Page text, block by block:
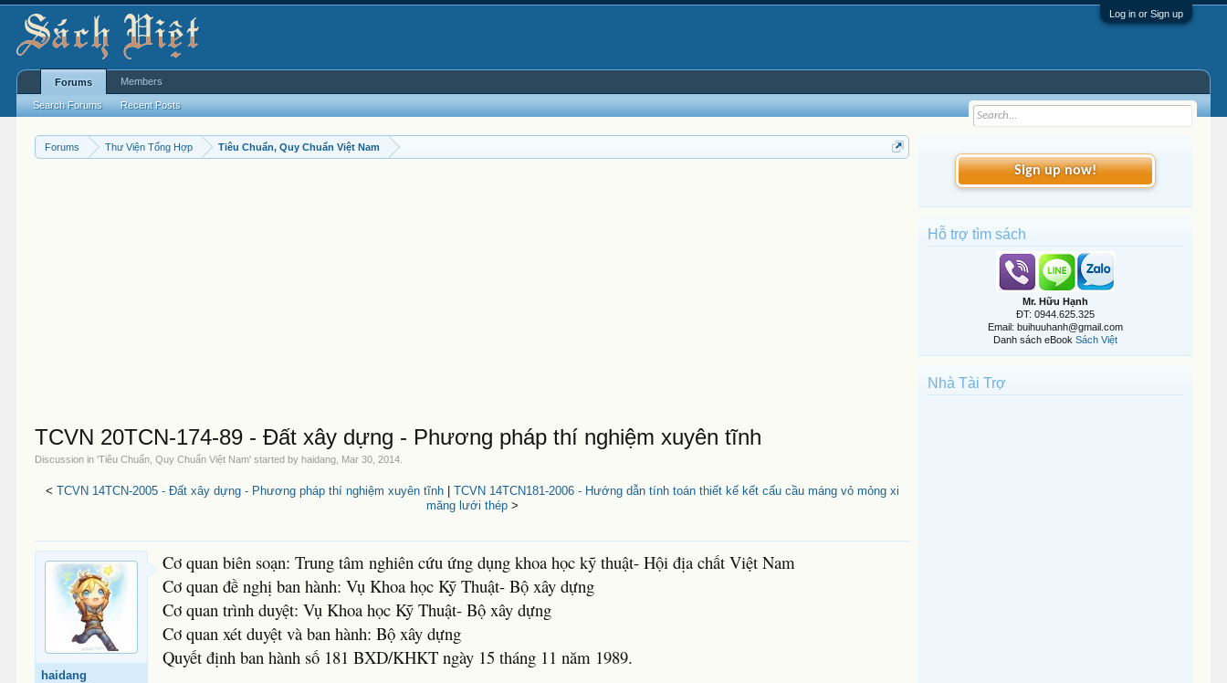
Log in or Sign up
Forums Thư Viện Tổng Hợp Tiêu Chuẩn, Quy Chuẩn Việt Nam
TCVN 20TCN-174-89 - Đất xây dựng - Phương pháp thí nghiệm xuyên tĩnh
Discussion in 'Tiêu Chuẩn, Quy Chuẩn Việt Nam' started byhaidang Mar 30, 2014
< TCVN 14TCN-2005 - Đất xây dựng - Phương pháp thí nghiệm xuyên tĩnh| TCVN 14TCN181-2006 - Hướng dẫn tính toán thiết kế kết cấu cầu máng vỏ mỏng xi
măng lưới thép>
haidang
Cơ quan biên soạn: Trung tâm nghiên cứu ứng dụng khoa học kỹ thuật- Hội địa chất Việt Nam
Cơ quan đề nghị ban hành: Vụ Khoa học Kỹ Thuật- Bộ xây dựng
Cơ quan trình duyệt: Vụ Khoa học Kỹ Thuật- Bộ xây dựng
Cơ quan xét duyệt và ban hành: Bộ xây dựng
Quyết định ban hành số 181 BXD/KHKT ngày 15 tháng 11 năm 1989.
Sign up now!
Hỗ trợ tìm sách
Mr. Hữu Hạnh
ĐT: 0944.625.325
Email: buihuuhanh@gmail.com
Danh sách eBook Sách Việt
Nhà Tài Trợ
Forums
Search Forums Recent Posts
Members